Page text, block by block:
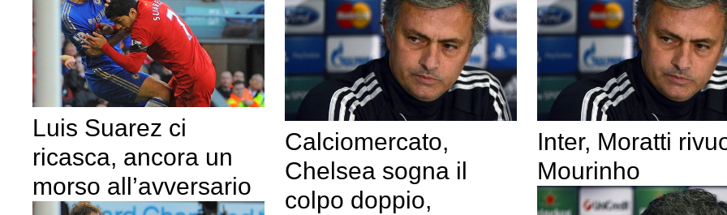
Luis Suarez ci
ricasca, ancora un
morso all’avversario
Calciomercato,
Chelsea sogna il
colpo doppio,
Inter, Moratti
Mourinho